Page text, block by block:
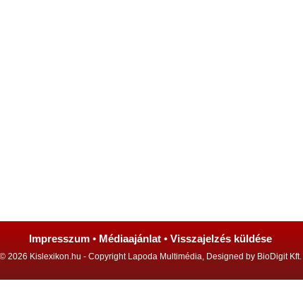
Impresszum • Médiaajánlat • Visszajelzés küldése
© 2026 Kislexikon.hu - Copyright Lapoda Multimédia, Designed by BioDigit Kft.